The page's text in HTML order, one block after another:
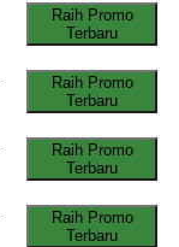
Raih Promo
Terbaru
Raih Promo
Terbaru
Raih Promo
Terbaru
Raih Promo
Terbaru